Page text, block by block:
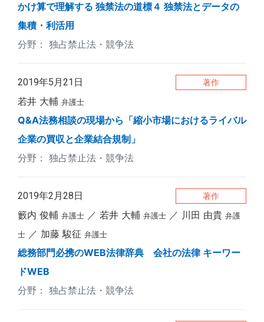
かけ算で理解する 独禁法の道標４ 独禁法とデータの
集積・利活用
独占禁止法・競争法
2019年5月21日 著作
若井 大輔 弁護士
Q&A法務相談の現場から「縮小市場におけるライバル
企業の買収と企業結合規制」
独占禁止法・競争法
2019年2月28日 著作
籔内 俊輔 弁護士 若井 大輔 弁護士 川田 由貴 弁護
士 加藤 駿征 弁護士
総務部門必携のWEB法律辞典 会社の法律 キーワー
ドWEB
独占禁止法・競争法